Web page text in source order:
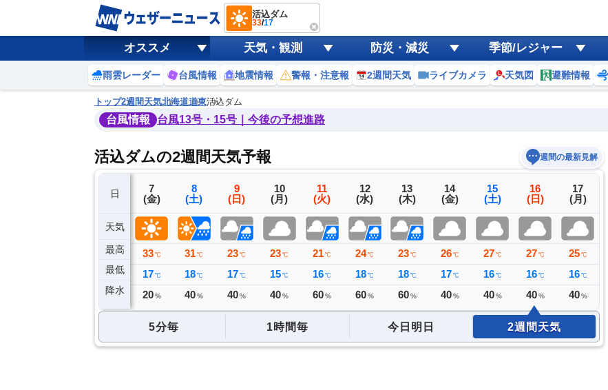
活込ダム
33/17
オススメ 天気・観測 防災・減災 季節/レジャー
雨雲レーダー 台風情報 地震情報 警報・注意報 2週間天気 ライブカメラ 天気図 避難情報
トップ2週間天気北海道道東活込ダム
台風情報 台風13号・15号｜今後の予想進路
活込ダムの2週間天気予報 週間の最新見解
日
天気
最高
最低
降水
6
(木)
29℃
14℃
ミリ
7
(金)
33 ℃
17 ℃
20 %
8
(土)
31 ℃
18 ℃
40 %
9
(日)
23 ℃
17 ℃
40 %
10
(月)
23 ℃
15 ℃
40 %
11
(火)
21℃
16℃
60%
12
(水)
24℃
18℃
60%
13
(木)
23℃
18℃
60%
14
(金)
26℃
17℃
40%
15
(土)
27 ℃
16 ℃
40 %
16
(日)
27 ℃
16 ℃
40 %
17
(月)
25 ℃
16 ℃
40 %
5分毎 1時間毎 今日明日 2週間天気